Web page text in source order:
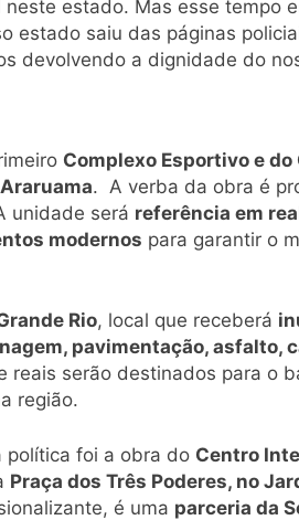
estado. Mas esse tempo
estado saiu das páginas
devolvendo a dignidade do
Complexo Esportivo e
. A verba da obra é
unidade será referência em
modernos para garantir o
Rio, local que receberá
pavimentação, asfalto,
reais serão destinados para o
região.
política foi a obra do Centro
Praça dos Três Poderes, no
é uma parceria da